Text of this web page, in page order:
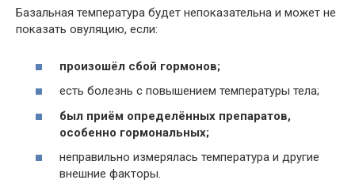
Базальная температура будет непоказательна и может не
показать овуляцию, если:
произошёл сбой гормонов;
есть болезнь с повышением температуры тела;
был приём определённых препаратов,
особенно гормональных;
неправильно измерялась температура и другие
внешние факторы.